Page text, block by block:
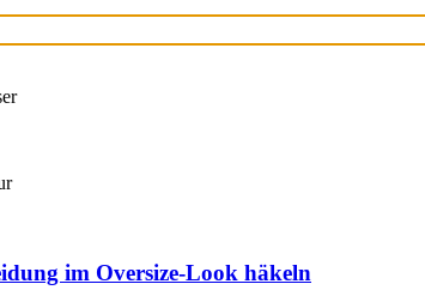
im Oversize-Look häkeln